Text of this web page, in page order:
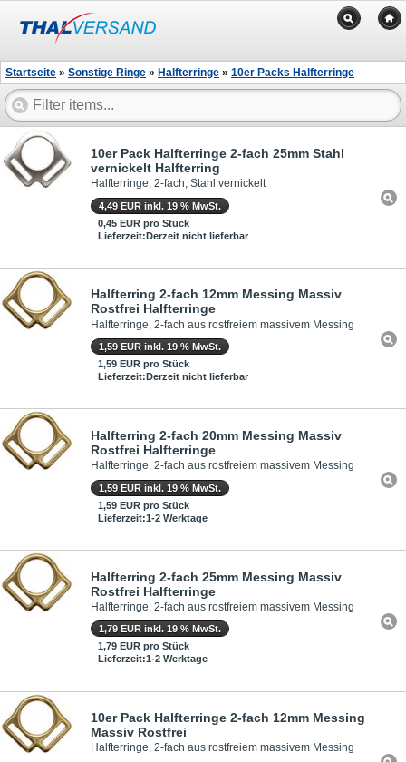
Startseite » Sonstige Ringe » Halfterringe » 10er Packs Halfterringe
10er Pack Halfterringe 2-fach 25mm Stahl
vernickelt Halfterring
Halfterringe, 2-fach, Stahl vernickelt
4,49 EUR inkl. 19 % MwSt.
0,45 EUR pro Stück
Lieferzeit:Derzeit nicht lieferbar
Halfterring 2-fach 12mm Messing Massiv
Rostfrei Halfterringe
Halfterringe, 2-fach aus rostfreiem massivem Messing
1,59 EUR inkl. 19 % MwSt.
1,59 EUR pro Stück
Lieferzeit:Derzeit nicht lieferbar
Halfterring 2-fach 20mm Messing Massiv
Rostfrei Halfterringe
Halfterringe, 2-fach aus rostfreiem massivem Messing
1,59 EUR inkl. 19 % MwSt.
1,59 EUR pro Stück
Lieferzeit:1-2 Werktage
Halfterring 2-fach 25mm Messing Massiv
Rostfrei Halfterringe
Halfterringe, 2-fach aus rostfreiem massivem Messing
1,79 EUR inkl. 19 % MwSt.
1,79 EUR pro Stück
Lieferzeit:1-2 Werktage
10er Pack Halfterringe 2-fach 12mm Messing
Massiv Rostfrei
Halfterringe, 2-fach aus rostfreiem massivem Messing